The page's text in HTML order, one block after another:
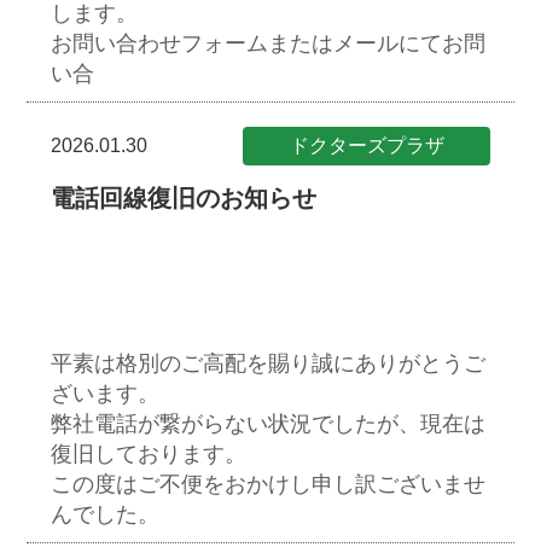
します。
お問い合わせフォームまたはメールにてお問
い合
2026.01.30 ドクターズプラザ
電話回線復旧のお知らせ
平素は格別のご高配を賜り誠にありがとうご
ざいます。
弊社電話が繋がらない状況でしたが、現在は
復旧しております。
この度はご不便をおかけし申し訳ございませ
んでした。